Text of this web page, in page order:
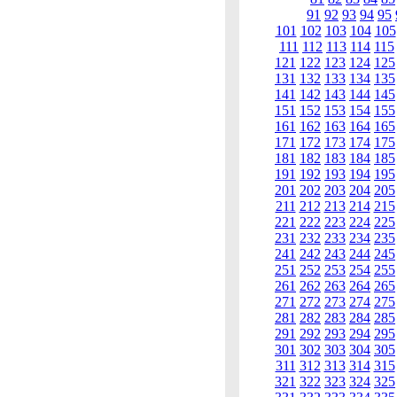
91 92 93 94 95
101 102 103 104 105
111 112 113 114 115
121 122 123 124 125
131 132 133 134 135
141 142 143 144 145
151 152 153 154 155
161 162 163 164 165
171 172 173 174 175
181 182 183 184 185
191 192 193 194 195
201 202 203 204 205
211 212 213 214 215
221 222 223 224 225
231 232 233 234 235
241 242 243 244 245
251 252 253 254 255
261 262 263 264 265
271 272 273 274 275
281 282 283 284 285
291 292 293 294 295
301 302 303 304 305
311 312 313 314 315
321 322 323 324 325